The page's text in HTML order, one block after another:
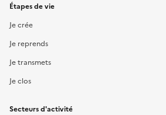
Étapes de vie
Je crée
Je reprends
Je transmets
Je clos
Secteurs d'activité